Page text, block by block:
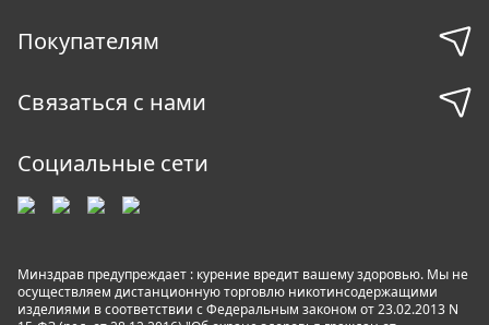
Покупателям
Связаться с нами
Социальные сети
Минздрав предупреждает : курение вредит вашему здоровью. Мы не
осуществляем дистанционную торговлю никотинсодержащими
изделиями в соответствии с Федеральным законом от 23.02.2013 N